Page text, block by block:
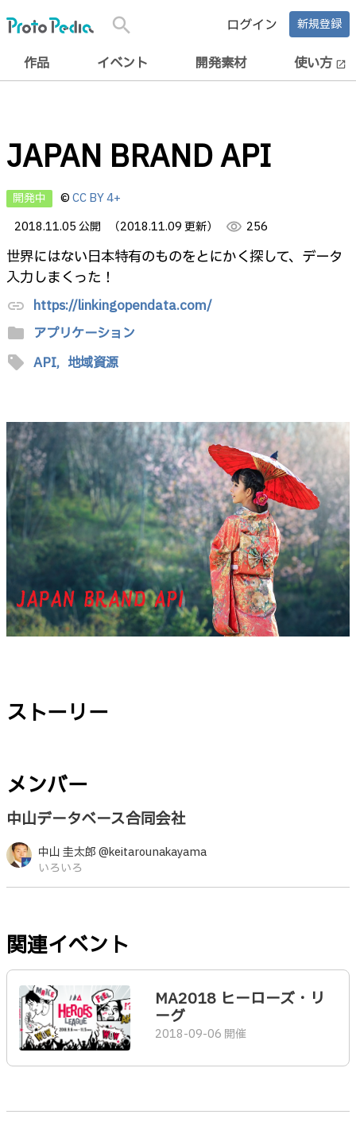
search ログイン 新規登録
作品 イベント 開発素材 使い方 open_in_new
JAPAN BRAND API
開発中 ©CC BY 4+
2018.11.05 公開
（2018.11.09 更新） visibility 256
世界にはない日本特有のものをとにかく探して、データ
入力しまくった！
link https://linkingopendata.com/
folder アプリケーション
sell API, 地域資源
ストーリー
メンバー
中山データベース合同会社
中山 圭太郎 @keitarounakayama
いろいろ
関連イベント
MA2018 ヒーローズ・リ
ーグ
2018-09-06 開催